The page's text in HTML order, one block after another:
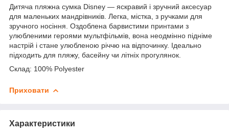
Дитяча пляжна сумка Disney — яскравий і зручний аксесуар
для маленьких мандрівників. Легка, містка, з ручками для
зручного носіння. Оздоблена барвистими принтами з
улюбленими героями мультфільмів, вона неодмінно підніме
настрій і стане улюбленою річчю на відпочинку. Ідеально
підходить для пляжу, басейну чи літніх прогулянок.
Склад: 100% Polyester
Приховати
Характеристики